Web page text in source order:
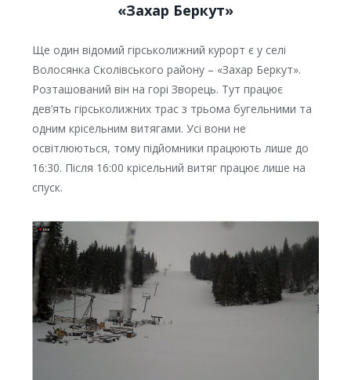
«Захар Беркут»
Ще один відомий гірськолижний курорт є у селі
Волосянка Сколівського району – «Захар Беркут».
Розташований він на горі Зворець. Тут працює
дев’ять гірськолижних трас з трьома бугельними та
одним крісельним витягами. Усі вони не
освітлюються, тому підйомники працюють лише до
16:30. Після 16:00 крісельний витяг працює лише на
спуск.